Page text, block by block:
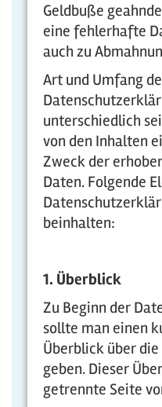
Geldbuße
eine fehlerhafte
auch zu
Art und Umfang
unterschiedlich
von den Inhalten
Zweck der
Daten. Folgende
beinhalten:
1. Überblick
Zu Beginn der
sollte man einen
Überblick über
geben. Dieser
getrennte Seite